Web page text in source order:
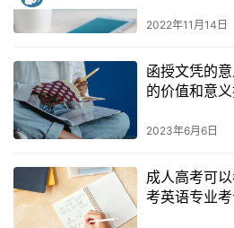
2022年11月14日
函授文凭的
的价值和意义
2023年6月6日
成人高考可
考英语专业考